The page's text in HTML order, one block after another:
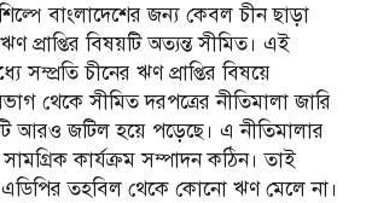
বাংলাদেশের জন্য কেবল চীন ছাড়া
প্রাপ্তির বিষয়টি অত্যন্ত সীমিত। এই
সম্প্রতি চীনের ঋণ প্রাপ্তির বিষয়ে
থেকে সীমিত দরপত্রের নীতিমালা জারি
আরও জটিল হয়ে পড়েছে। এ নীতিমালার
কার্যক্রম সম্পাদন কঠিন। তাই
তহবিল থেকে কোনো ঋণ মেলে না।